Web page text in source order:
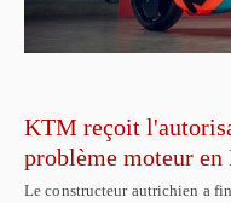
KTM reçoit
problème moteur en
Le constructeur autrichien a